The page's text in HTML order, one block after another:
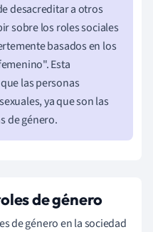
desacreditar a otros
sobre los roles sociales
basados en los
Esta
las personas
ya que son las
de género.
de género
de género en la sociedad